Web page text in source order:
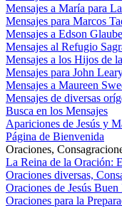
Mensajes a María para
Mensajes para Marcos
Mensajes a Edson
Mensajes al Refugio
Mensajes a los Hijos de
Mensajes para John
Mensajes a Maureen
Mensajes de diversas
Busca en los Mensajes
Apariciones de Jesús y
Página de Bienvenida
Oraciones,
La Reina de la Oración:
Oraciones diversas,
Oraciones de Jesús Buen
Oraciones para la